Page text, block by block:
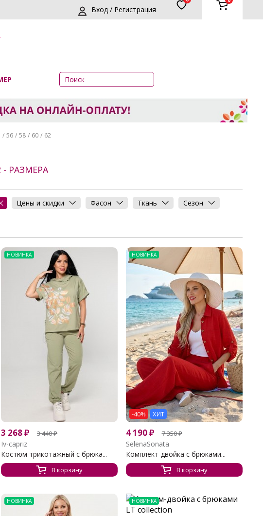
Вход / Регистрация
56 58 60 62
РАЗМЕРА
Цены и скидки Фасон Ткань Сезон
НОВИНКА
3 268₽ 3 440₽
Iv-capriz
Костюм трикотажный с брюка...
В корзину
НОВИНКА
-40% ХИТ
4 190₽ 7 350₽
SelenaSonata
Комплект-двойка с брюками...
В корзину
НОВИНКА НОВИНКА